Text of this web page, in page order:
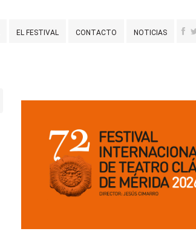
EL FESTIVAL CONTACTO NOTICIAS